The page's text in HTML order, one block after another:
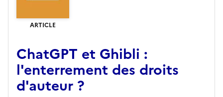
ARTICLE
ChatGPT et Ghibli :
l'enterrement des droits
d'auteur ?